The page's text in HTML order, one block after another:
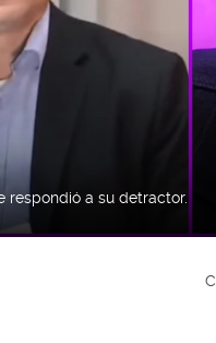
respondió a su detractor.